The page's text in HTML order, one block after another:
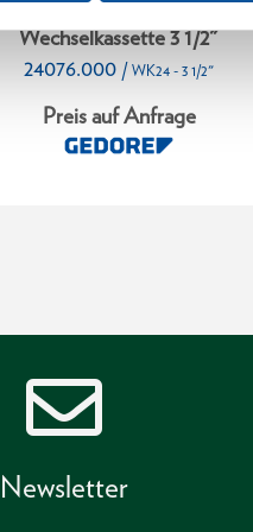
Wechselkassette 3 1/2"
24076.000 / WK24 - 3 1/2"
Preis auf Anfrage
Newsletter